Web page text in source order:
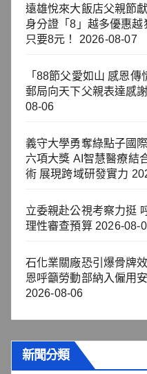
遠雄悅來大飯店父親節
身分證「8」越多優惠越
只要8元！
2026-08-07
「88節父愛如山 感恩傳
郵局向天下父親表達感謝
08-06
義守大學勇奪綠點子國
六項大獎 AI智慧醫療結
術 展現跨域研發實力
立委親赴公視考察力挺
理性審查預算 2026-08-
石化業關廠恐引爆骨牌
恩呼籲勞動部納入僱用
2026-08-06
新聞分類